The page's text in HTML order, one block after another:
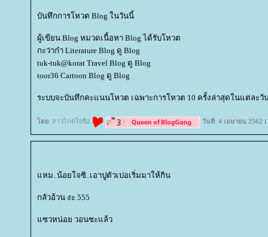
บันทึกการโหวต Blog ในวันนี้
ผู้เขียน Blog หมวดเนื้อหา Blog ได้รับโหวต
กะว่าก๋า Literature Blog ดู Blog
tuk-tuk@korat Travel Blog ดู Blog
toor36 Cartoon Blog ดู Blog
ระบบจะบันทึกคะแนนโหวต เฉพาะการโหวต 10 ครั้งล่าสุดในแต่ละวั
ดย: สาวไกด์ใจซื่อ วันที่: 4 เมษายน 2562
หม..น้อยใจซิ..เอาปูตัวเบ่อเริ่มมาให้กิน
กลัวอ้วน งะ 555
ซวหน่อย วอนซะแล้ว